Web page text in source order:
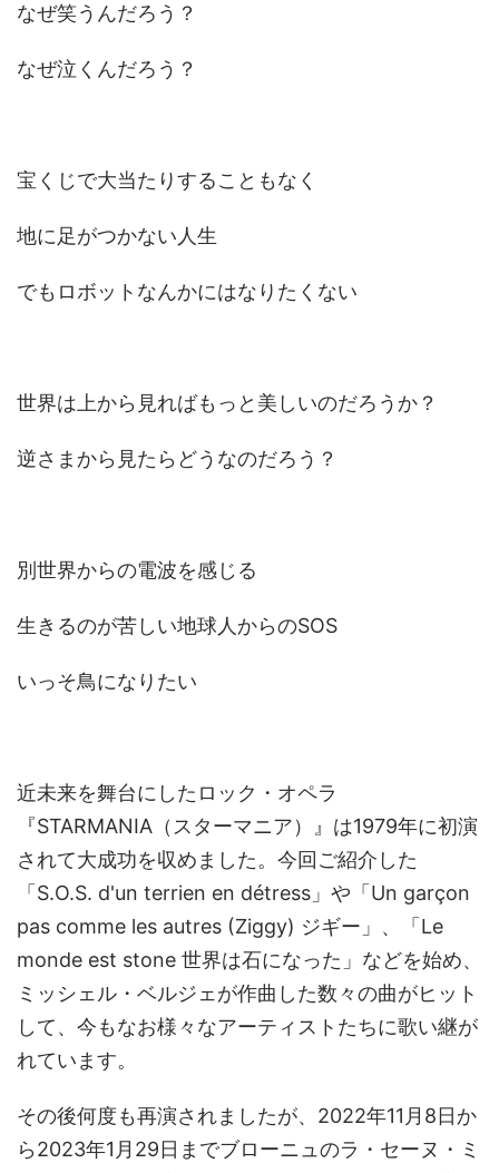
なぜ笑うんだろう？
なぜ泣くんだろう？
宝くじで大当たりすることもなく
地に足がつかない人生
でもロボットなんかにはなりたくない
世界は上から見ればもっと美しいのだろうか？
逆さまから見たらどうなのだろう？
別世界からの電波を感じる
生きるのが苦しい地球人からのSOS
いっそ鳥になりたい
近未来を舞台にしたロック・オペラ
『STARMANIA（スターマニア）』は1979年に初演
されて大成功を収めました。今回ご紹介した
「S.O.S. d'un terrien en détress」や「Un garçon
pas comme les autres (Ziggy) ジギー」、「Le
monde est stone 世界は石になった」などを始め、
ミッシェル・ベルジェが作曲した数々の曲がヒット
して、今もなお様々なアーティストたちに歌い継が
れています。
その後何度も再演されましたが、2022年11月8日か
ら2023年1月29日までブローニュのラ・セーヌ・ミ